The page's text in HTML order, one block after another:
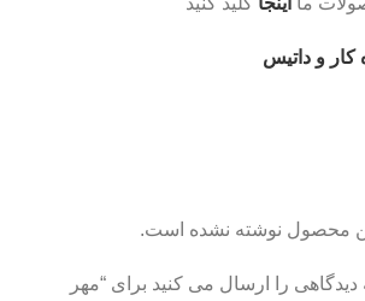
کار و داتیس
محصول نوشته نشده است.
دیدگاهی را ارسال می کنید برای “مهر